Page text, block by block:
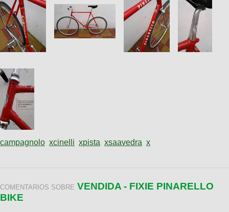
campagnolo xcinelli xpista xsaavedra x
COMENTARIOS SOBRE VENDIDA - FIXIE PINARELLO
BIKE